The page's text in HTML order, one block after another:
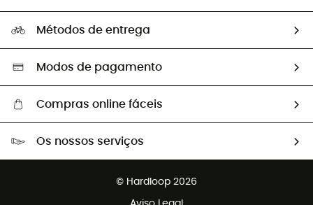
Trocas & Devoluções
Os nossos embaixadores
Seleção eco-responsável
Métodos de entrega
Modos de pagamento
Compras online fáceis
Os nossos serviços
© Hardloop 2026